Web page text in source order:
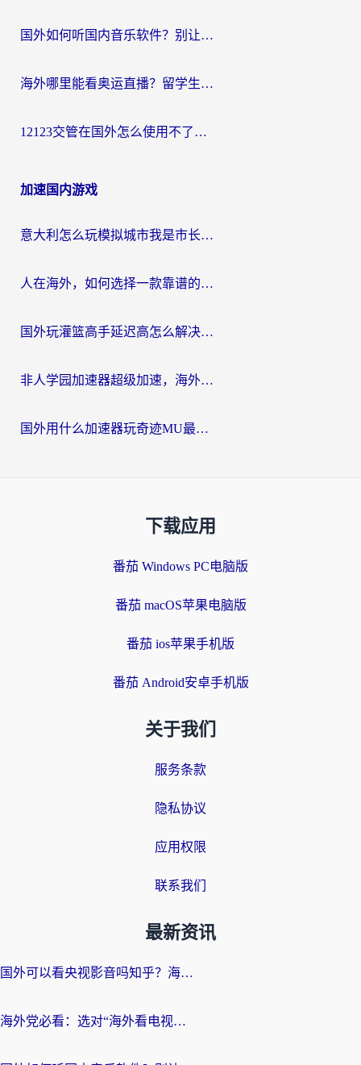
国外如何听国内音乐软件？别让地域限制，断了你的中文歌单
海外哪里能看奥运直播？留学生&海外华人必看的体育赛事观赛终极指南
12123交管在国外怎么使用不了？海外华人必看的无缝访问国内资源指南
加速国内游戏
意大利怎么玩模拟城市我是市长？海外党国服游戏加速终极攻略（附三国3量子特攻解决办法）
人在海外，如何选择一款靠谱的玩剑灵2加速器？
国外玩灌篮高手延迟高怎么解决？海外玩家国服游戏加速终极指南
非人学园加速器超级加速，海外玩家重返国服的通行证
国外用什么加速器玩奇迹MU最好？2026海外玩家国服游戏加速全攻略
下载应用
番茄 Windows PC电脑版
番茄 macOS苹果电脑版
番茄 ios苹果手机版
番茄 Android安卓手机版
关于我们
服务条款
隐私协议
应用权限
联系我们
最新资讯
国外可以看央视影音吗知乎？海外党亲测有效的回国加速方案
海外党必看：选对“海外看电视剧软件”，再也不用愁国内剧刷不了